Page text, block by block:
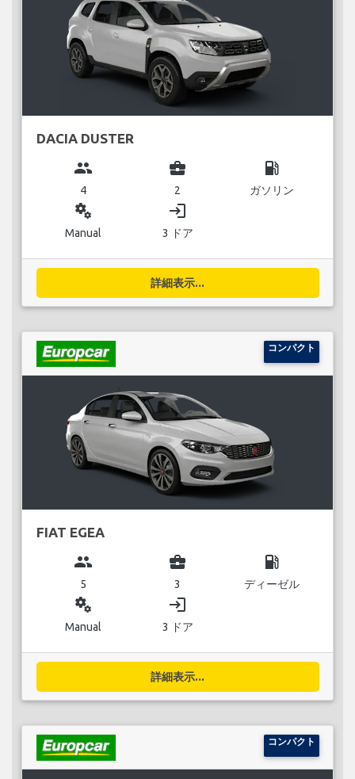
DACIA DUSTER
group
4
business_center
2
local_gas_station
ガソリン
miscellaneous_services
Manual
login
3 ドア
詳細表示...
コンパクト
FIAT EGEA
group
5
business_center
3
local_gas_station
ディーゼル
miscellaneous_services
Manual
login
3 ドア
詳細表示...
コンパクト